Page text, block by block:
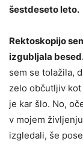
šestdeseto leto.
Rektoskopijo
izgubljala
sem se tolažila,
zelo občutljiv kot
je kar šlo. No,
v mojem
izgledali, še